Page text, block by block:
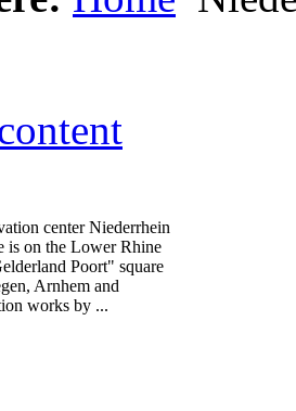
center Niederrhein
is on the Lower Rhine
Poort" square
Arnhem and
works by ...